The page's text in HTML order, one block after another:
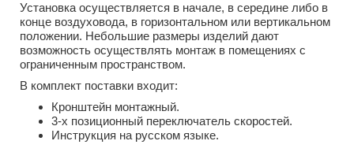
Установка осуществляется в начале, в середине либо в
конце воздуховода, в горизонтальном или вертикальном
положении. Небольшие размеры изделий дают
возможность осуществлять монтаж в помещениях с
ограниченным пространством.
В комплект поставки входит:
Кронштейн монтажный.
3-х позиционный переключатель скоростей.
Инструкция на русском языке.